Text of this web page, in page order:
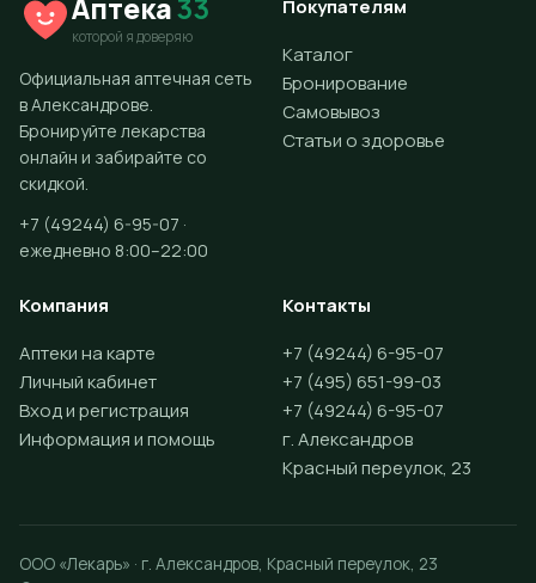
Аптека33
которой я доверяю
Официальная аптечная сеть
в Александрове.
Бронируйте лекарства
онлайн и забирайте со
скидкой.
+7 (49244) 6-95-07 ·
ежедневно 8:00–22:00
Покупателям
Каталог
Бронирование
Самовывоз
Статьи о здоровье
Компания
Аптеки на карте
Личный кабинет
Вход и регистрация
Информация и помощь
Контакты
+7 (49244) 6-95-07
+7 (495) 651-99-03
+7 (49244) 6-95-07
г. Александров
Красный переулок, 23
ООО «Лекарь» · г. Александров, Красный переулок, 23